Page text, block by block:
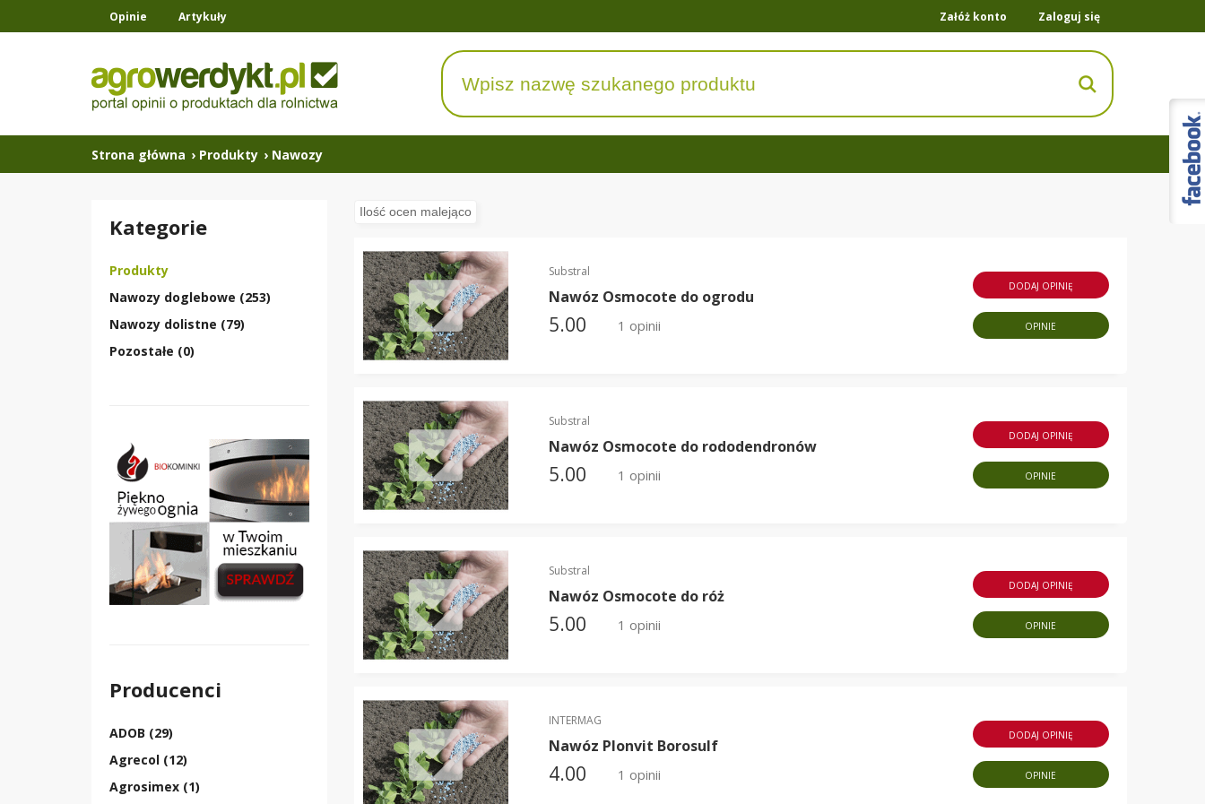
Opinie Artykuły Zaloguj się
Załóż konto
Strona główna › Produkty › Nawozy
Kategorie
Produkty
Nawozy doglebowe (253)
Nawozy dolistne (79)
Pozostałe (0)
Producenci
ADOB (29)
Agrecol (12)
Agrosimex (1)
Substral
Nawóz Osmocote do ogrodu
5.00 1 opinii
DODAJ OPINIĘ
OPINIE
Substral
Nawóz Osmocote do rododendronów
5.00 1 opinii
DODAJ OPINIĘ
OPINIE
Substral
Nawóz Osmocote do róż
5.00 1 opinii
DODAJ OPINIĘ
OPINIE
INTERMAG
Nawóz Plonvit Borosulf
4.00 1 opinii
DODAJ OPINIĘ
OPINIE